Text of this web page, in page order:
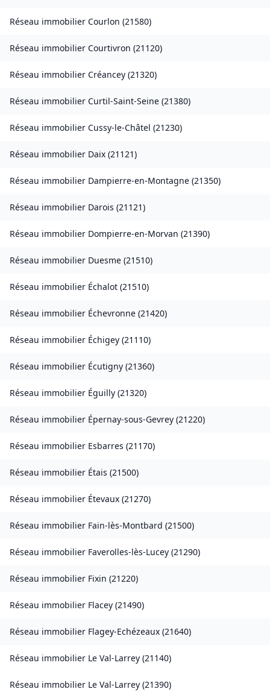
Réseau immobilier Courlon (21580)
Réseau immobilier Courtivron (21120)
Réseau immobilier Créancey (21320)
Réseau immobilier Curtil-Saint-Seine (21380)
Réseau immobilier Cussy-le-Châtel (21230)
Réseau immobilier Daix (21121)
Réseau immobilier Dampierre-en-Montagne (21350)
Réseau immobilier Darois (21121)
Réseau immobilier Dompierre-en-Morvan (21390)
Réseau immobilier Duesme (21510)
Réseau immobilier Échalot (21510)
Réseau immobilier Échevronne (21420)
Réseau immobilier Échigey (21110)
Réseau immobilier Écutigny (21360)
Réseau immobilier Éguilly (21320)
Réseau immobilier Épernay-sous-Gevrey (21220)
Réseau immobilier Esbarres (21170)
Réseau immobilier Étais (21500)
Réseau immobilier Étevaux (21270)
Réseau immobilier Fain-lès-Montbard (21500)
Réseau immobilier Faverolles-lès-Lucey (21290)
Réseau immobilier Fixin (21220)
Réseau immobilier Flacey (21490)
Réseau immobilier Flagey-Echézeaux (21640)
Réseau immobilier Le Val-Larrey (21140)
Réseau immobilier Le Val-Larrey (21390)